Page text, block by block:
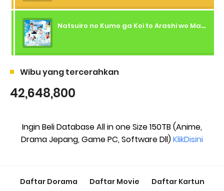
Natsuiro no Kumo ga Koi to Arashi wo Makiokosu (2026) - 01 Subtitle Indonesia
Wibu yang tercerahkan
42,648,800
Ingin Beli Database All in one Size 150TB (Anime,
Drama Jepang, Game PC, Software Dll)KlikDisini
Daftar Dorama Daftar Movie Daftar Kartun